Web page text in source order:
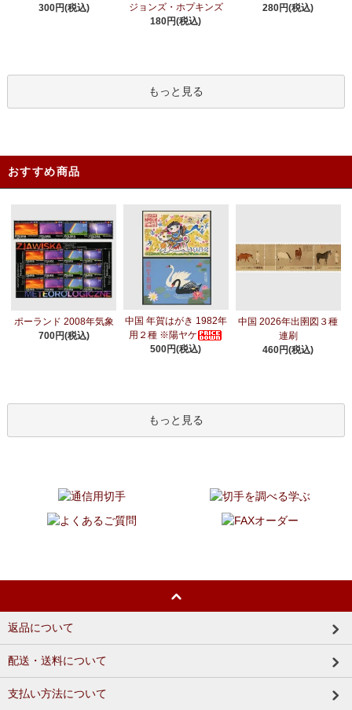
300円(税込)
ジョンズ・ホプキンズ
180円(税込)
280円(税込)
もっと見る
おすすめ商品
ポーランド 2008年気象
700円(税込)
中国 年賀はがき 1982年
用２種 ※陽ヤケ
500円(税込)
中国 2026年出圉図３種
連刷
460円(税込)
もっと見る
返品について
配送・送料について
支払い方法について